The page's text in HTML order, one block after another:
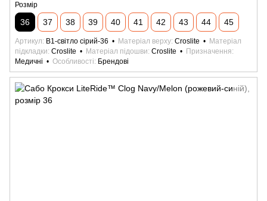
Розмір
36 37 38 39 40 41 42 43 44 45
Артикул B1-світло сірий-36 Матеріал верху Croslite
Матеріал
підкладки Croslite Матеріал підошви Croslite
Призначення
Медичні
Особливості Брендові